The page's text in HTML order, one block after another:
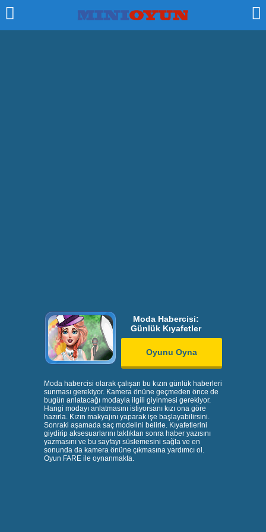
Moda Habercisi:
Günlük Kıyafetler
Oyunu Oyna
Moda habercisi olarak çalışan bu kızın günlük haberleri
sunması gerekiyor. Kamera önüne geçmeden önce de
bugün anlatacağı modayla ilgili giyinmesi gerekiyor.
Hangi modayı anlatmasını istiyorsanı kızı ona göre
hazırla. Kızın makyajını yaparak işe başlayabilirsini.
Sonraki aşamada saç modelini belirle. Kıyafetlerini
giydirip aksesuarlarını taktıktan sonra haber yazısını
yazmasını ve bu sayfayı süslemesini sağla ve en
sonunda da kamera önüne çıkmasına yardımcı ol.
Oyun FARE ile oynanmakta.